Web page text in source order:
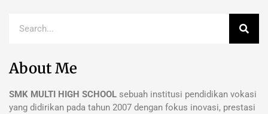
About Me
SMK MULTI HIGH SCHOOL sebuah institusi pendidikan vokasi
yang didirikan pada tahun 2007 dengan fokus inovasi, prestasi